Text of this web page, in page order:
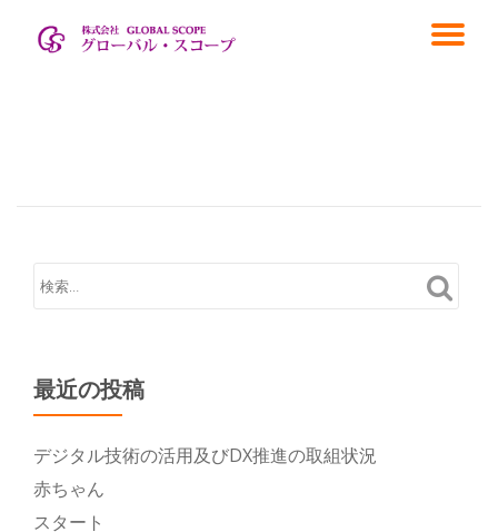
ナ
ー
シ
ョ
最近の投稿
デジタル技術の活用及びDX推進の取組状況
赤ちゃん
スタート